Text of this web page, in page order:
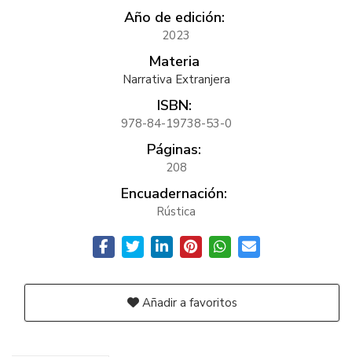
Año de edición:
2023
Materia
Narrativa Extranjera
ISBN:
978-84-19738-53-0
Páginas:
208
Encuadernación:
Rústica
Añadir a favoritos